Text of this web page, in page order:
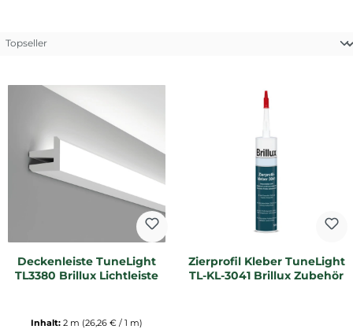
Deckenleiste TuneLight
TL3380 Brillux Lichtleiste
Inhalt: 2 m (26,26 € / 1 m)
Zierprofil Kleber TuneLight
TL-KL-3041 Brillux Zubehör